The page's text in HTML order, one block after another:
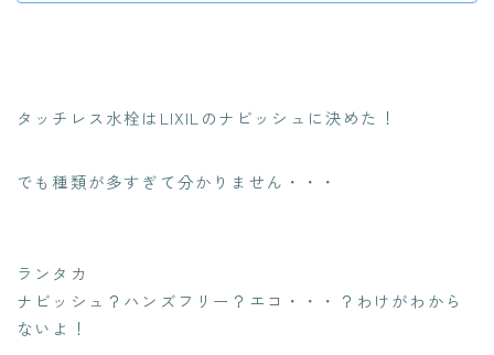
タッチレス水栓はLIXILのナビッシュに決めた！
でも種類が多すぎて分かりません・・・
ランタカ
ナビッシュ？ハンズフリー？エコ・・・？わけがわから
ないよ！